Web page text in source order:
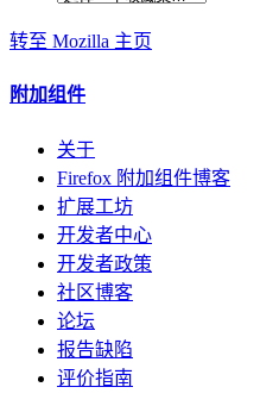
转至 Mozilla 主页
附加组件
关于
Firefox 附加组件博客
扩展工坊
开发者中心
开发者政策
社区博客
论坛
报告缺陷
评价指南